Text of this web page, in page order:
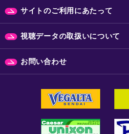
サイトのご利用にあたって
視聴データの取扱いについて
お問い合わせ